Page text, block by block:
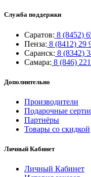
Служба поддержки
Саратов: 8 (8452)
Пенза: 8 (8412) 29
Саранск: 8 (8342)
Самара: 8 (846)
Дополнительно
Производители
Подарочные
Партнёры
Товары со скидкой
Личный Кабинет
Личный Кабинет